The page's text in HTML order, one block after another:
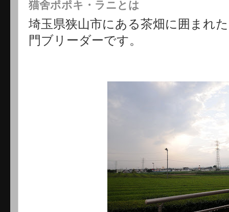
猫舍ポポキ・ラニとは
埼玉県狭山市にある茶畑に囲まれ
門ブリーダーです。